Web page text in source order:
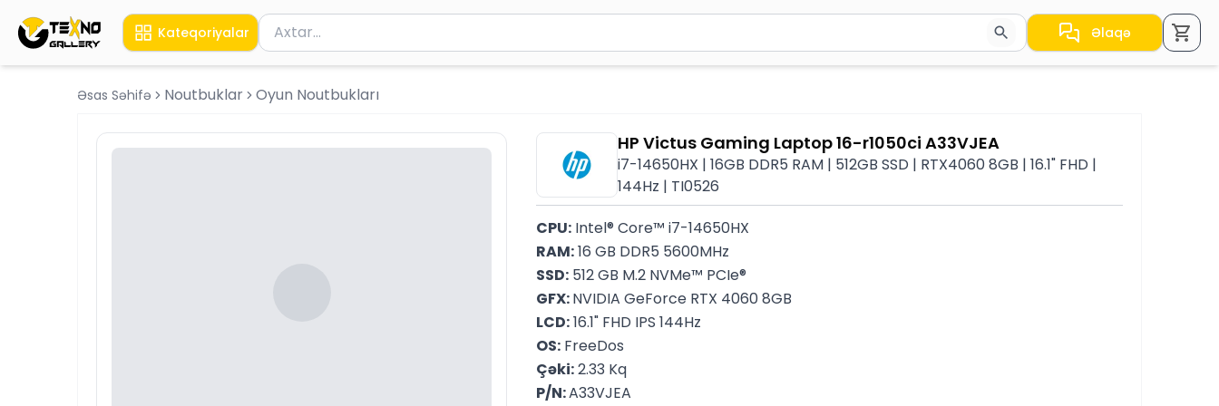
Kateqoriyalar Məhsul axtar
Axtarış üçün ən azı 2 simvol yazın. Göndərmək üçün Enter düyməsini basın və ya nəticələr arasında keçid etmək üçün ox
Əlaqə
Əsas Səhifə Noutbuklar Oyun Noutbukları
HP Victus Gaming Laptop 16-r1050ci A33VJEA
i7-14650HX | 16GB DDR5 RAM | 512GB SSD | RTX4060 8GB | 16.1" FHD |
144Hz | TI0526
CPU: Intel® Core™ i7-14650HX
RAM: 16 GB DDR5 5600MHz
SSD: 512 GB M.2 NVMe™ PCIe®
GFX: NVIDIA GeForce RTX 4060 8GB
LCD: 16.1" FHD IPS 144Hz
OS: FreeDos
Çəki: 2.33 Kq
P/N: A33VJEA